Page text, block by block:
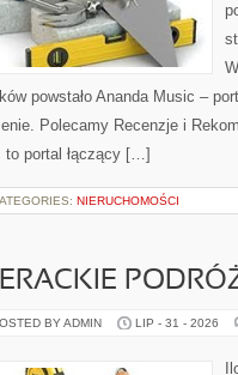
powstało Ananda Music –
Polecamy Recenzje i
to portal łączący […]
NIERUCHOMOŚCI
BY ADMIN LIP - 31 - 2026